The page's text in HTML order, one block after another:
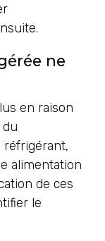
ne
en raison
réfrigérant,
alimentation
de ces
le